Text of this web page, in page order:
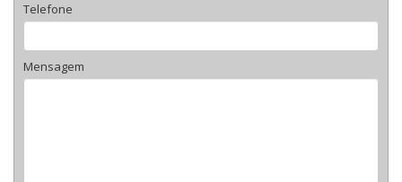
Telefone
Mensagem